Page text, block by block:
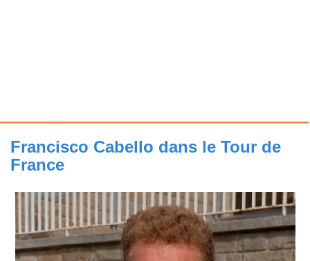
Francisco Cabello dans le Tour de
France